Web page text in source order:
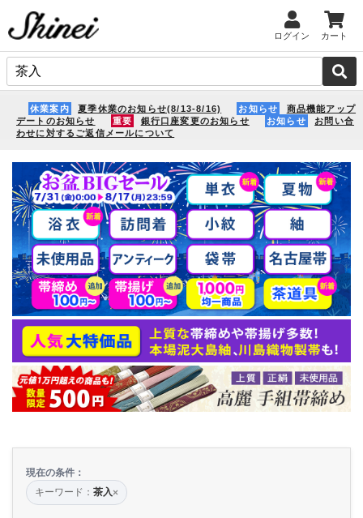
ログイン カート
休業案内 夏季休業のお知らせ(8/13-8/16) お知らせ
商品機能アップ
デートのお知らせ
重要 銀行口座変更のお知らせ お知らせ
お問い合
わせに対するご返信メールについて
現在の条件：
キーワード： 茶入×